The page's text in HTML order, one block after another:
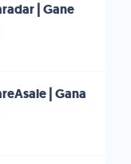
| Gane
| Gana